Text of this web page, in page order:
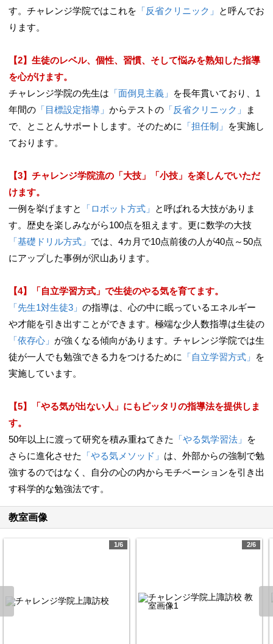
す。チャレンジ学院ではこれを 「反省クリニック」
と呼んでお
ります。
【2】生徒のレベル、個性、習慣、そして悩みを熟知した指導
を心がけます。
チャレンジ学院の先生は 「面倒見主義」
を長年貫いており、1
年間の 「目標設定指導」 からテストの 「反省クリニック」
ま
で、とことんサポートします。そのために
「担任制」
を実施し
ております。
【3】チャレンジ学院流の「大技」「小技」を楽しんでいただ
けます。
一例を挙げますと
「ロボット方式」
と呼ばれる大技がありま
す。歴史を楽しみながら100点を狙えます。更に数学の大技
「基礎ドリル方式」 では、4カ月で10点前後の人が40点～50点
にアップした事例が沢山あります。
【4】「自立学習方式」で生徒のやる気を育てます。
「先生1対生徒3」 の指導は、心の中に眠っているエネルギー
や才能を引き出すことができます。極端な少人数指導は生徒の
「依存心 」 が強くなる傾向があります。チャレンジ学院では生
徒が一人でも勉強できる力をつけるために
「自立学習方式」
を
実施しています。
【5】「やる気が出ない人」にもピッタリの指導法を提供しま
す。
50年以上に渡って研究を積み重ねてきた
「やる気学習法」
を
さらに進化させた
「やる気メソッド」 は、外部からの強制で勉
強するのではなく、自分の心の内からモチベーションを引き出
す科学的な勉強法です。
教室画像
1/6 2/6